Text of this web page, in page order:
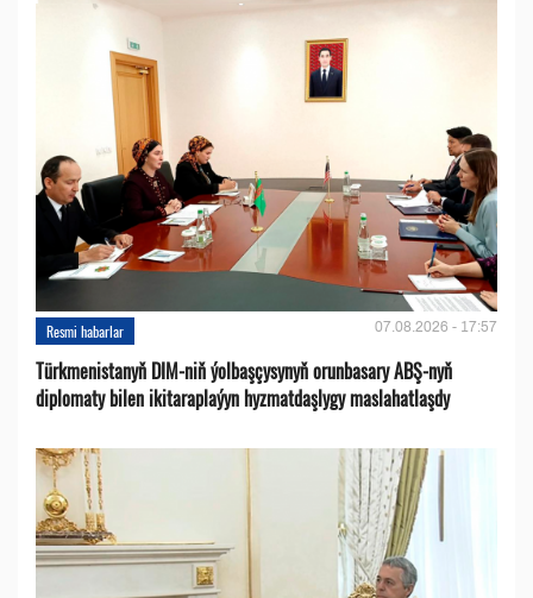
Resmi habarlar 07.08.2026 - 17:57
Türkmenistanyň DIM-niň ýolbaşçysynyň orunbasary ABŞ-nyň
diplomaty bilen ikitaraplaýyn hyzmatdaşlygy maslahatlaşdy